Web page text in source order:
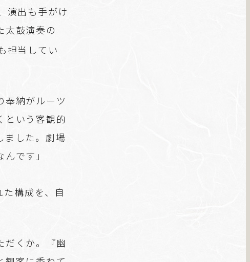
演出も手がけ
太鼓演奏の
担当してい
奉納がルーツ
という客観的
ました。劇場
です」
た構成を、自
だくか。『幽